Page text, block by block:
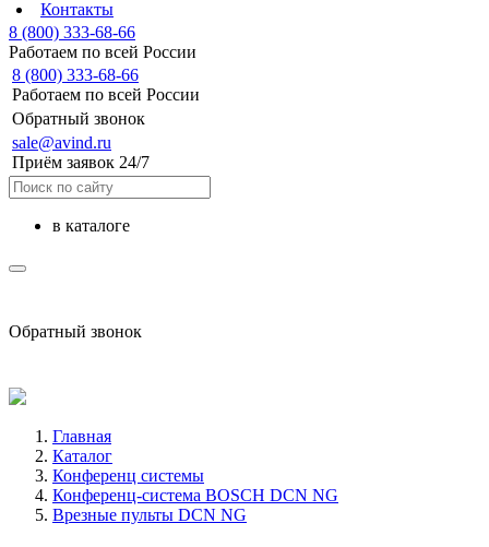
Контакты
8 (800) 333-68-66
Работаем по всей России
8 (800) 333-68-66
Работаем по всей России
Обратный звонок
sale@avind.ru
Приём заявок 24/7
в каталоге
Обратный звонок
Главная
Каталог
Конференц системы
Конференц-система BOSCH DCN NG
Врезные пульты DCN NG